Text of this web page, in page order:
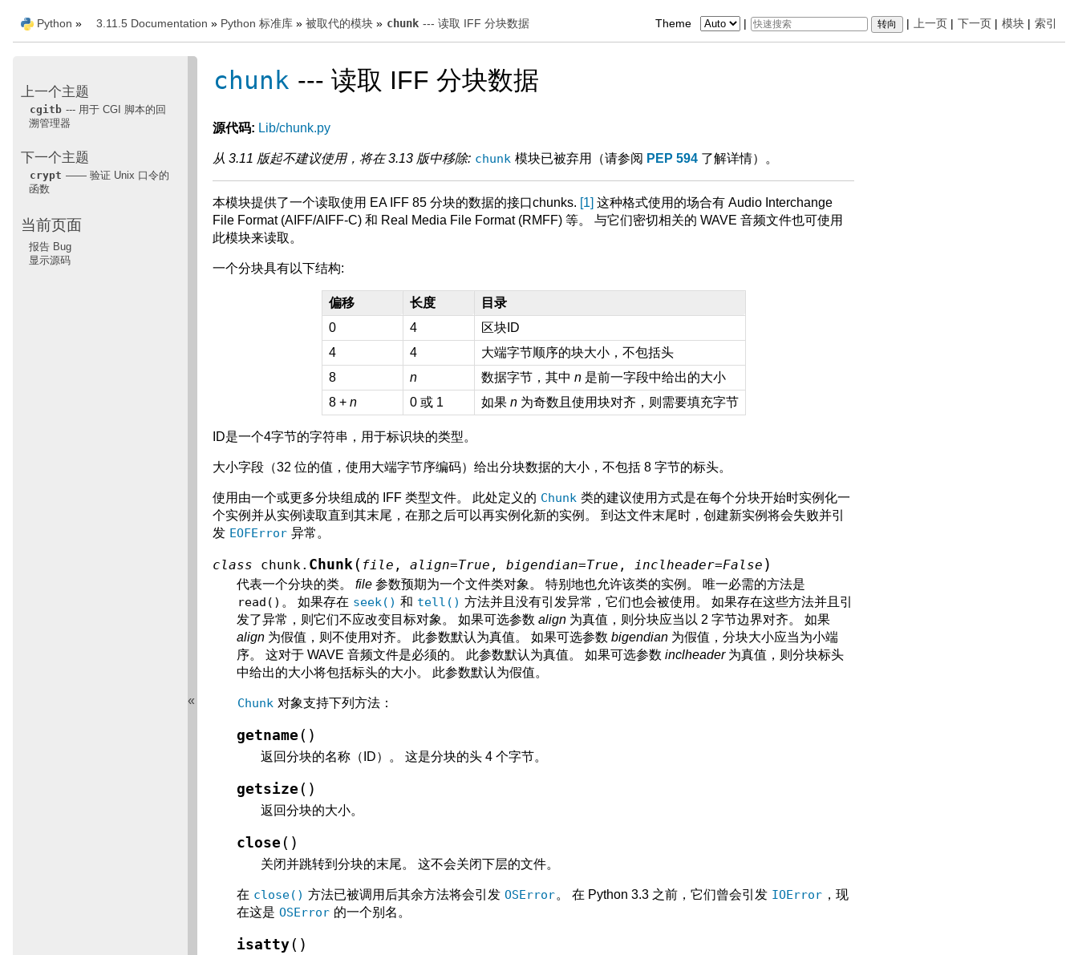
索引
模块 |
下一页 |
上一页 |
Python » 3.11.5 Documentation » Python 标准库 » 被取代的模块 » chunk --- 读取 IFF 分块数据 |
Theme |
chunk --- 读取 IFF 分块数据
源代码: Lib/chunk.py
从 3.11 版起不建议使用，将在 3.13 版中移除: chunk 模块已被弃用（请参阅 PEP 594 了解详情）。
本模块提供了一个读取使用 EA IFF 85 分块的数据的接口chunks. 1 这种格式使用的场合有 Audio Interchange
File Format (AIFF/AIFF-C) 和 Real Media File Format (RMFF) 等。 与它们密切相关的 WAVE 音频文件也可使用
此模块来读取。
一个分块具有以下结构:
偏移 长度
目录
0
4
区块ID
4
4
大端字节顺序的块大小，不包括头
8
n 数据字节，其中 n是前一字段中给出的大小
8 + n 0 或 1 如果 n为奇数且使用块对齐，则需要填充字节
ID是一个4字节的字符串，用于标识块的类型。
大小字段（32 位的值，使用大端字节序编码）给出分块数据的大小，不包括 8 字节的标头。
使用由一个或更多分块组成的 IFF 类型文件。 此处定义的 Chunk 类的建议使用方式是在每个分块开始时实例化一
个实例并从实例读取直到其末尾，在那之后可以再实例化新的实例。 到达文件末尾时，创建新实例将会失败并引
发 EOFError 异常。
class chunk. Chunk ( file ,align=True ,bigendian=True ,inclheader=False )
代表一个分块的类。file 参数预期为一个文件类对象。 特别地也允许该类的实例。 唯一必需的方法是
read() 。 如果存在 seek() 和 tell() 方法并且没有引发异常，它们也会被使用。 如果存在这些方法并且引
发了异常，则它们不应改变目标对象。 如果可选参数align 为真值，则分块应当以 2 字节边界对齐。 如果
align 为假值，则不使用对齐。 此参数默认为真值。 如果可选参数bigendian 为假值，分块大小应当为小端
序。 这对于 WAVE 音频文件是必须的。 此参数默认为真值。 如果可选参数inclheader为真值，则分块标头
中给出的大小将包括标头的大小。 此参数默认为假值。
Chunk 对象支持下列方法：
getname ( )
返回分块的名称（ID）。 这是分块的头 4 个字节。
getsize ( )
返回分块的大小。
close ( )
关闭并跳转到分块的末尾。 这不会关闭下层的文件。
在 close() 方法已被调用后其余方法将会引发 OSError。 在 Python 3.3 之前，它们曾会引发 IOError ，现
在这是 OSError 的一个别名。
isatty ( )
上一个主题
cgitb --- 用于 CGI 脚本的回
溯管理器
下一个主题
crypt —— 验证 Unix 口令的
函数
当前页面
报告 Bug
显示源码
«